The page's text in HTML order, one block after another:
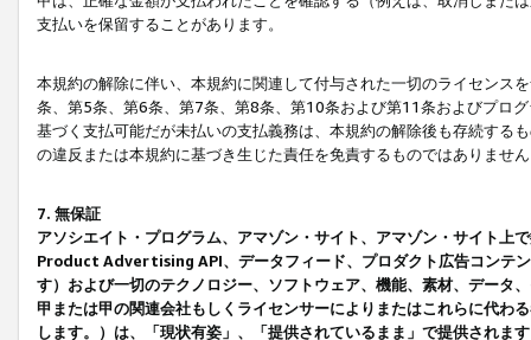
支払いを保留することがあります。
本規約の解除に伴い、本規約に関連して付与された一切のライセンス
条、第5条、第6条、第7条、第8条、第10条および第11条およびプロ
基づく支払可能だが未払いの支払義務は、本規約の解除後も存続する
の違反または本規約に基づき生じた責任を免責するものではありませ
7. 無保証
アソシエイト・プログラム、アマゾン・サイト、アマゾン・サイト上
Product Advertising API、データフィード、プロダクト広告コンテ
す）および一切のテクノロジー、ソフトウェア、機能、素材、データ
甲または甲の関連会社もしくライセンサーによりまたはこれらに代わ
します。）は、「現状有姿」、「提供されているまま」で提供されま